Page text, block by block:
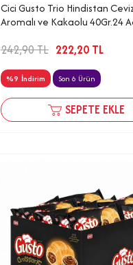
Cici Gusto Trio Hindistan
Aromalı ve Kakaolu 40Gr.24
242,90TL 222,20 TL
%9 İndirim Son 6 Ürün
SEPETE EKLE